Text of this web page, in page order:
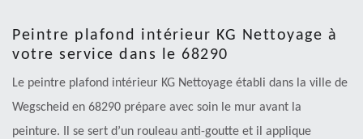
Peintre plafond intérieur KG Nettoyage à
votre service dans le 68290
Le peintre plafond intérieur KG Nettoyage établi dans la ville de
Wegscheid en 68290 prépare avec soin le mur avant la
peinture. Il se sert d’un rouleau anti-goutte et il applique